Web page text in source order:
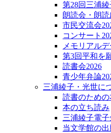
第28回三浦
朗読会・朗読
市民交流会
コンサート
メモリアルデ
第3回平和を
読書会2026
青少年弁論
三浦綾子・光世に
読書のため
本の立ち読み
三浦綾子電
当文学館の